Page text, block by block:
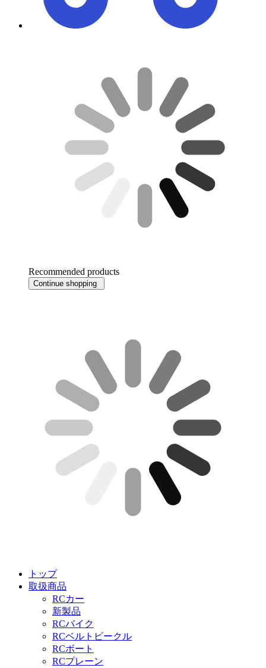
Recommended products
Continue shopping
トップ
取扱商品
RCカー
新製品
RCバイク
RCベルトビークル
RCボート
RCプレーン